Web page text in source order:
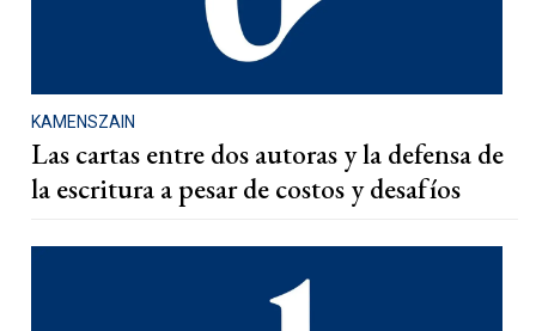
KAMENSZAIN
Las cartas entre dos autoras y la defensa de
la escritura a pesar de costos y desafíos